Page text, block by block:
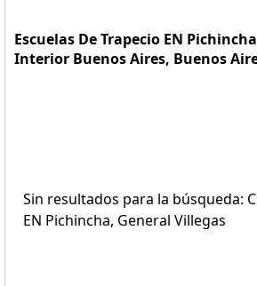
Escuelas De Trapecio EN
Interior Buenos Aires, Buenos
Sin resultados para la búsqueda:
EN Pichincha, General Villegas